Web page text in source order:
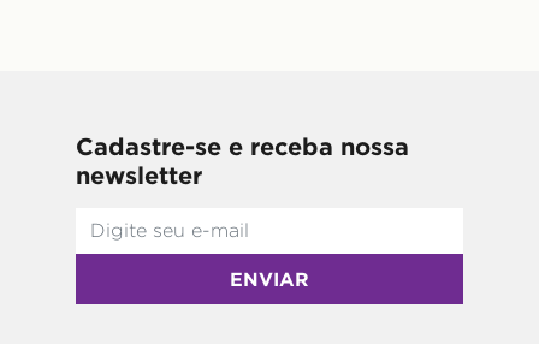
Cadastre-se e receba nossa
newsletter
ENVIAR